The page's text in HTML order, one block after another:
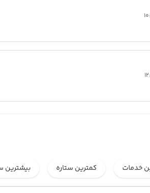
خدمات کمترین ستاره بیشترین